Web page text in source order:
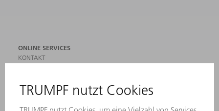
ONLINE SERVICES
KONTAKT
VERANSTALTUNGEN UND TERMINE
NEWSLETTER-ANMELDUNG
MYTRUMPF